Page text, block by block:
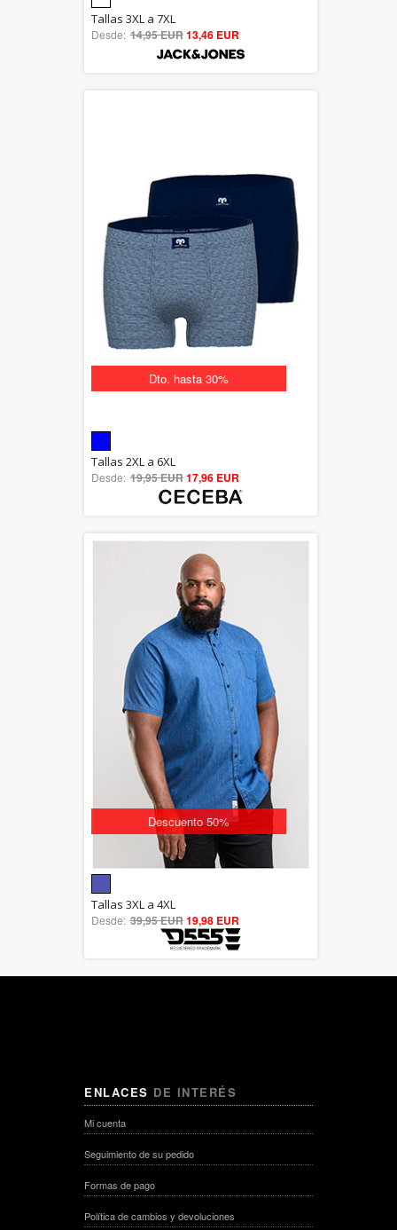
5.00
out of 5
Tallas 3XL a 7XL
Desde: 14,95 EUR13,46 EUR
Dto. hasta 30%
5.00
out of 5
Tallas 2XL a 6XL
Desde: 19,95 EUR17,96 EUR
Descuento 50%
5.00
out of 5
Tallas 3XL a 4XL
Desde: 39,95 EUR19,98 EUR
ENLACES DE INTERÉS
Mi cuenta
Seguimiento de su pedido
Formas de pago
Política de cambios y devoluciones